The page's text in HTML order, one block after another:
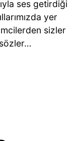
ses getirdiği
yer
sizler